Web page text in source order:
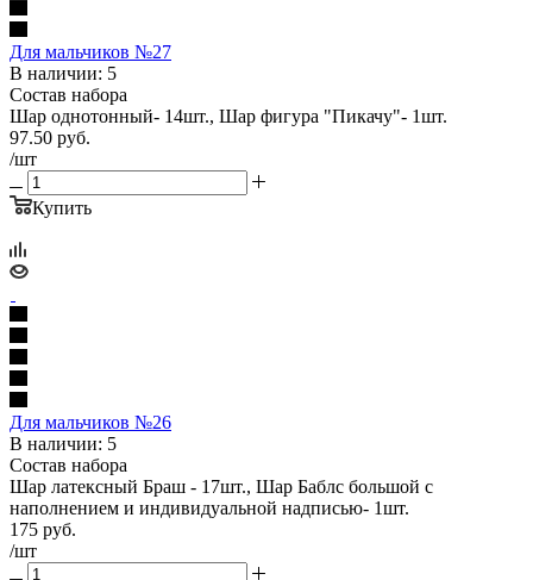
Для мальчиков №27
В наличии: 5
Состав набора
Шар однотонный- 14шт., Шар фигура "Пикачу"- 1шт.
97.50 руб.
/шт
Купить
Для мальчиков №26
В наличии: 5
Состав набора
Шар латексный Браш - 17шт., Шар Баблс большой с
наполнением и индивидуальной надписью- 1шт.
175 руб.
/шт